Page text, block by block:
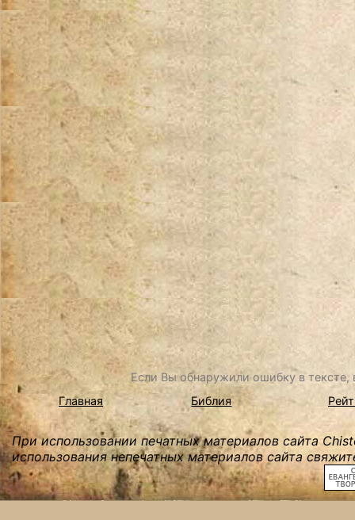
Если Вы обнаружили ошибку в
Главная
Библия
При использовании печатных материалов сайта
использования непечатных материалов сайта